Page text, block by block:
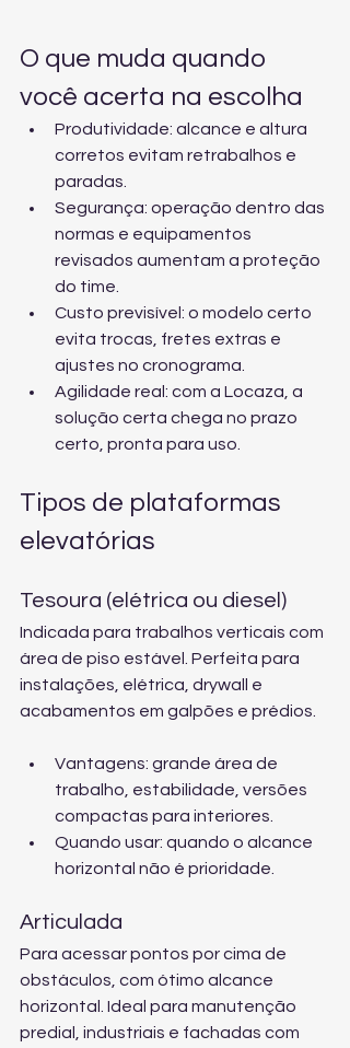
O que muda quando
você acerta na escolha
Produtividade: alcance e altura
corretos evitam retrabalhos e
paradas.
Segurança: operação dentro das
normas e equipamentos
revisados aumentam a proteção
do time.
Custo previsível: o modelo certo
evita trocas, fretes extras e
ajustes no cronograma.
Agilidade real: com a Locaza, a
solução certa chega no prazo
certo, pronta para uso.
Tipos de plataformas
elevatórias
Tesoura (elétrica ou diesel)
Indicada para trabalhos verticais com
área de piso estável. Perfeita para
instalações, elétrica, drywall e
acabamentos em galpões e prédios.
Vantagens: grande área de
trabalho, estabilidade, versões
compactas para interiores.
Quando usar: quando o alcance
horizontal não é prioridade.
Articulada
Para acessar pontos por cima de
obstáculos, com ótimo alcance
horizontal. Ideal para manutenção
predial, industriais e fachadas com